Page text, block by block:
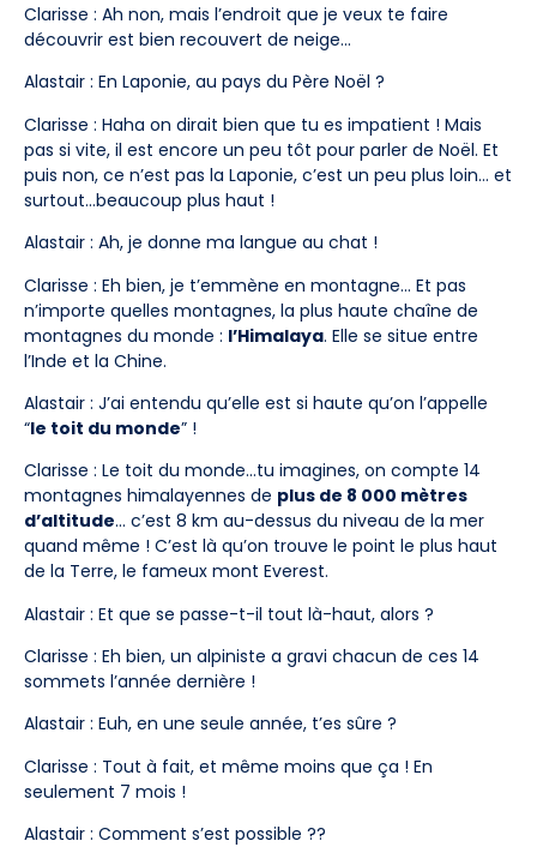
Clarisse : Ah non, mais l’endroit que je veux te faire
découvrir est bien recouvert de neige…
Alastair : En Laponie, au pays du Père Noël ?
Clarisse : Haha on dirait bien que tu es impatient ! Mais
pas si vite, il est encore un peu tôt pour parler de Noël. Et
puis non, ce n’est pas la Laponie, c’est un peu plus loin… et
surtout…beaucoup plus haut !
Alastair : Ah, je donne ma langue au chat !
Clarisse : Eh bien, je t’emmène en montagne… Et pas
n’importe quelles montagnes, la plus haute chaîne de
montagnes du monde : l’Himalaya. Elle se situe entre
l’Inde et la Chine.
Alastair : J’ai entendu qu’elle est si haute qu’on l’appelle
“le toit du monde” !
Clarisse : Le toit du monde…tu imagines, on compte 14
montagnes himalayennes de plus de 8 000 mètres
d’altitude… c’est 8 km au-dessus du niveau de la mer
quand même ! C’est là qu’on trouve le point le plus haut
de la Terre, le fameux mont Everest.
Alastair : Et que se passe-t-il tout là-haut, alors ?
Clarisse : Eh bien, un alpiniste a gravi chacun de ces 14
sommets l’année dernière !
Alastair : Euh, en une seule année, t’es sûre ?
Clarisse : Tout à fait, et même moins que ça ! En
seulement 7 mois !
Alastair : Comment s’est possible ??